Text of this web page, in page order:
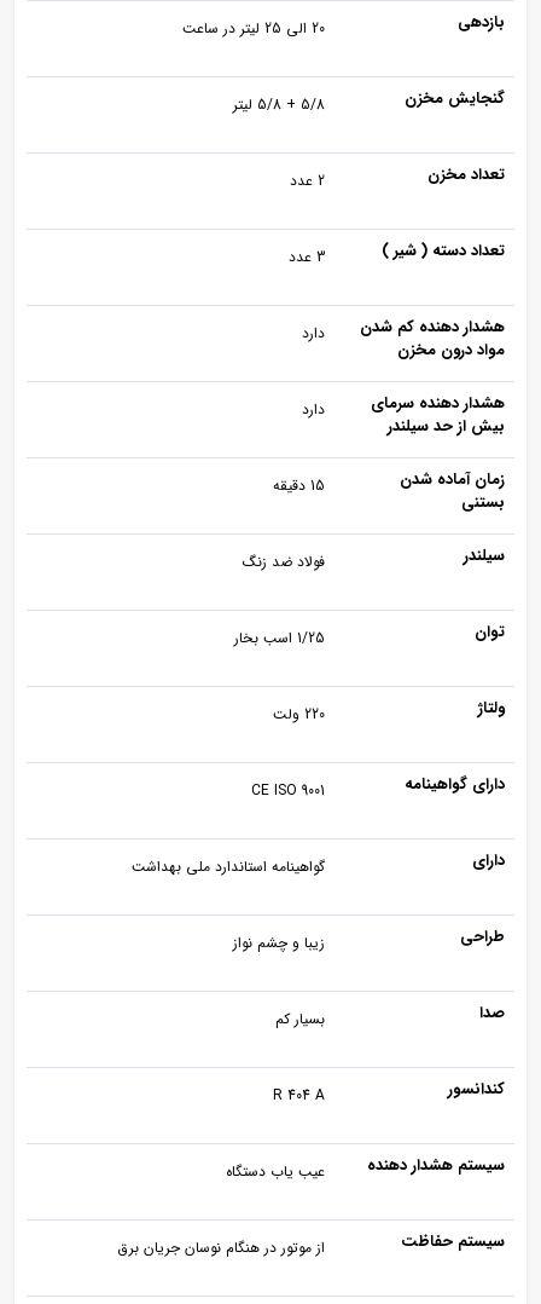
بازدهی 20 الی 25 لیتر در ساعت
گنجایش مخزن 5/8 + 5/8 لیتر
تعداد مخزن 2 عدد
تعداد دسته ( شیر ) 3 عدد
هشدار دهنده کم شدن
مواد درون مخزن
دارد
هشدار دهنده سرمای
بیش از حد سیلندر
دارد
زمان آماده شدن
بستنی
15 دقیقه
سیلندر فولاد ضد زنگ
توان 1/25 اسب بخار
ولتاژ 220 ولت
دارای گواهینامه CE ISO 9001
دارای گواهینامه استاندارد ملی بهداشت
طراحی زیبا و چشم نواز
صدا بسیار کم
کندانسور R 404 A
سیستم هشدار دهنده عیب یاب دستگاه
سیستم حفاظت از موتور در هنگام نوسان جریان برق